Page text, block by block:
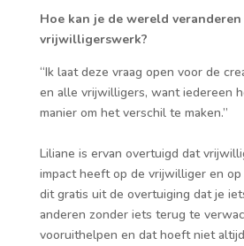
Hoe kan je de wereld veranderen
vrijwilligerswerk?
“Ik laat deze vraag open voor de
en alle vrijwilligers, want iedereen
manier om het verschil te maken.”
Liliane is ervan overtuigd dat
impact heeft op de vrijwilliger en op
dit gratis uit de overtuiging dat je
anderen zonder iets terug te
vooruithelpen en dat hoeft niet